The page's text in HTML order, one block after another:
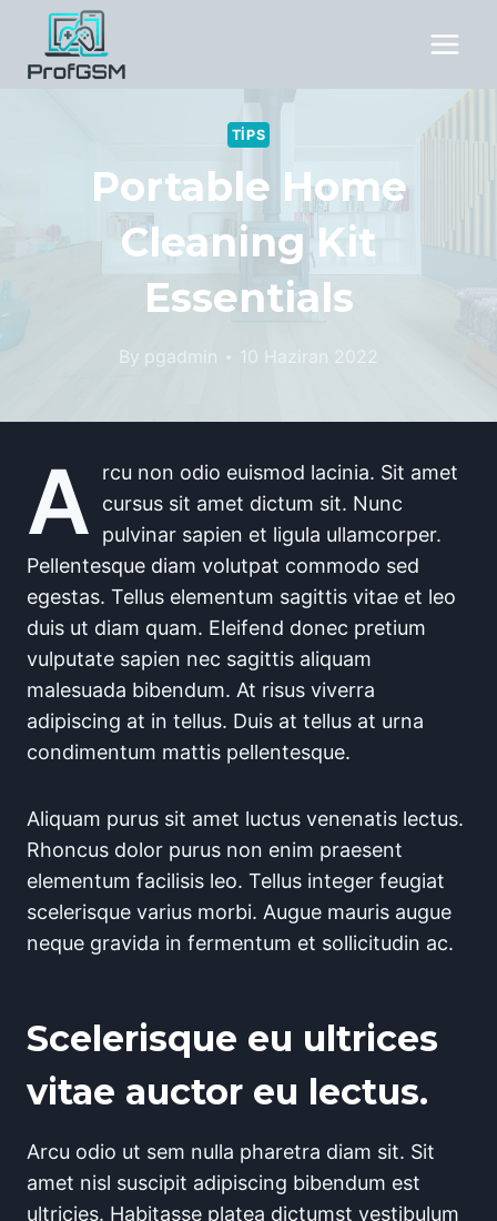
content
TIPS
Portable Home
Cleaning Kit
Essentials
By pgadmin 10 Haziran 2022
A
rcu non odio euismod lacinia. Sit amet
cursus sit amet dictum sit. Nunc
pulvinar sapien et ligula ullamcorper.
Pellentesque diam volutpat commodo sed
egestas. Tellus elementum sagittis vitae et leo
duis ut diam quam. Eleifend donec pretium
vulputate sapien nec sagittis aliquam
malesuada bibendum. At risus viverra
adipiscing at in tellus. Duis at tellus at urna
condimentum mattis pellentesque.
Aliquam purus sit amet luctus venenatis lectus.
Rhoncus dolor purus non enim praesent
elementum facilisis leo. Tellus integer feugiat
scelerisque varius morbi. Augue mauris augue
neque gravida in fermentum et sollicitudin ac.
Scelerisque eu ultrices
vitae auctor eu lectus.
Arcu odio ut sem nulla pharetra diam sit. Sit
amet nisl suscipit adipiscing bibendum est
ultricies. Habitasse platea dictumst vestibulum